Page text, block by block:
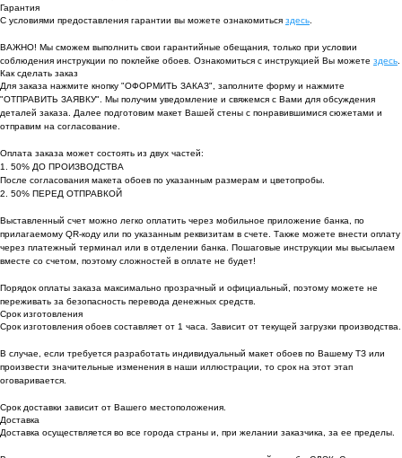
Гарантия
С условиями предоставления гарантии вы можете ознакомиться здесь
ВАЖНО! Мы сможем выполнить свои гарантийные обещания, только при условии
соблюдения инструкции по поклейке обоев. Ознакомиться с инструкцией Вы можете здесь
Как сделать заказ
Для заказа нажмите кнопку "ОФОРМИТЬ ЗАКАЗ", заполните форму и нажмите
"ОТПРАВИТЬ ЗАЯВКУ". Мы получим уведомление и свяжемся с Вами для обсуждения
деталей заказа. Далее подготовим макет Вашей стены с понравившимися сюжетами и
отправим на согласование.
Оплата заказа может состоять из двух частей:
1. 50% ДО ПРОИЗВОДСТВА
После согласования макета обоев по указанным размерам и цветопробы.
2. 50% ПЕРЕД ОТПРАВКОЙ
Выставленный счет можно легко оплатить через мобильное приложение банка, по
прилагаемому QR-коду или по указанным реквизитам в счете. Также можете внести оплату
через платежный терминал или в отделении банка. Пошаговые инструкции мы высылаем
вместе со счетом, поэтому сложностей в оплате не будет!
Порядок оплаты заказа максимально прозрачный и официальный, поэтому можете не
переживать за безопасность перевода денежных средств.
Срок изготовления
Срок изготовления обоев составляет от 1 часа. Зависит от текущей загрузки производства.
В случае, если требуется разработать индивидуальный макет обоев по Вашему ТЗ или
произвести значительные изменения в наши иллюстрации, то срок на этот этап
оговаривается.
Срок доставки зависит от Вашего местоположения.
Доставка
Доставка осуществляется во все города страны и, при желании заказчика, за ее пределы.